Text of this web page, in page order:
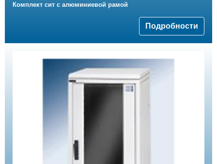
Комплект сит с алюминиевой рамой
Подробности